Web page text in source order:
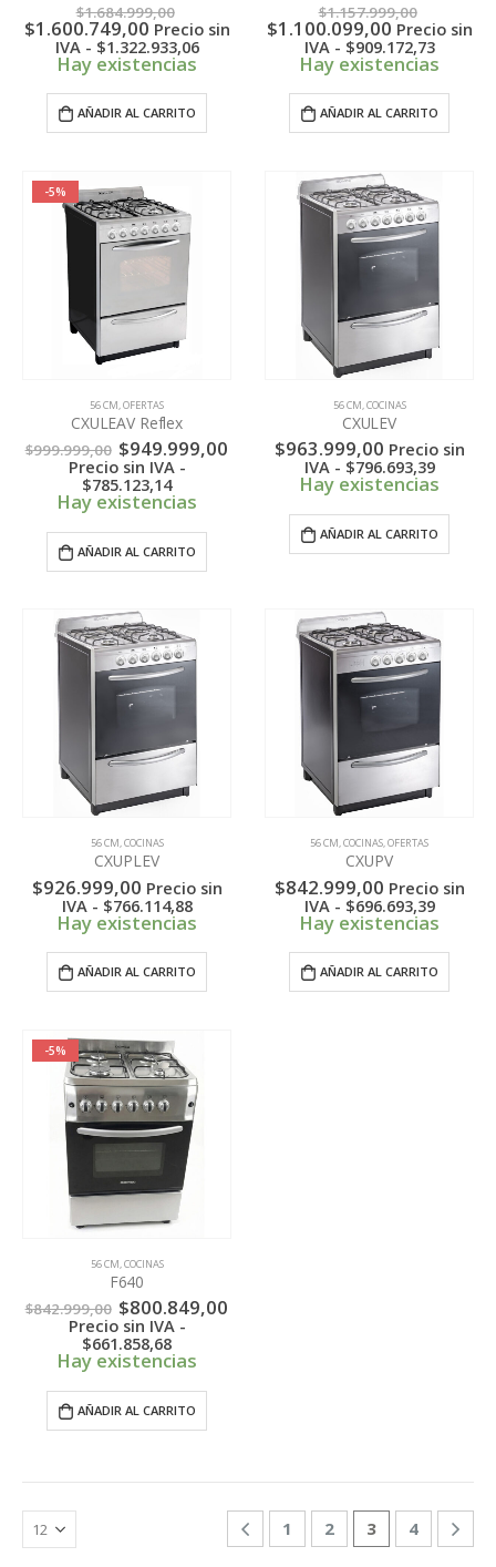
$1.684.999,00
precio
original
era:
$1.600.749,00El
precio
actual
$1.600.749,00.
Precio sin
IVA - $1.322.933,06
Hay existencias
AÑADIR AL CARRITO
$1.157.999,00
precio
original
era:
$1.100.099,00El
precio
actual
Precio sin
IVA - $909.172,73
Hay existencias
AÑADIR AL CARRITO
-5%
56 CM OFERTAS
CXULEAV Reflex
$999.999,00 El
precio
original
era:
$949.999,00
precio
$949.999,00.
Precio sin IVA -
$785.123,14
Hay existencias
AÑADIR AL CARRITO
56 CM COCINAS
CXULEV
$963.999,00 Precio sin
IVA - $796.693,39
Hay existencias
AÑADIR AL CARRITO
56 CM,COCINAS
CXUPLEV
$926.999,00 Precio sin
IVA - $766.114,88
Hay existencias
AÑADIR AL CARRITO
56 CM,COCINAS,OFERTAS
CXUPV
$842.999,00 Precio sin
IVA - $696.693,39
Hay existencias
AÑADIR AL CARRITO
-5%
56 CM,COCINAS
F640
$842.999,00 El
precio
original
era:
$800.849,00
Precio sin IVA -
$661.858,68
Hay existencias
AÑADIR AL CARRITO
1 2 3 4